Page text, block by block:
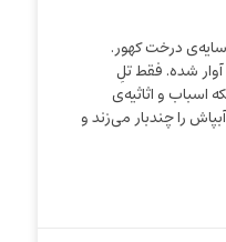
درخت کهور.
شده. فقط تلِ
اسباب و اثاثیه‌ی
را چندبار می‌زند و